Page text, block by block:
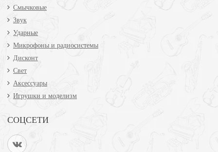
Смычковые
Звук
Ударные
Микрофоны и радиосистемы
Дисконт
Свет
Аксессуары
Игрушки и моделизм
СОЦСЕТИ